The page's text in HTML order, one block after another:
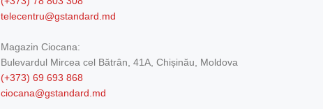
telecentru@gstandard.md
Magazin Ciocana:
Bulevardul Mircea cel Bătrân, 41A, Chișinău, Moldova
(+373) 69 693 868
ciocana@gstandard.md